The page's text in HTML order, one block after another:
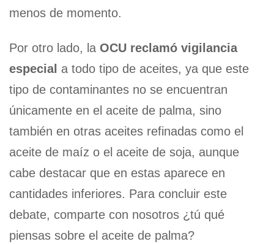
menos de momento.
Por otro lado, la OCU reclamó vigilancia
especial a todo tipo de aceites, ya que este
tipo de contaminantes no se encuentran
únicamente en el aceite de palma, sino
también en otras aceites refinadas como el
aceite de maíz o el aceite de soja, aunque
cabe destacar que en estas aparece en
cantidades inferiores. Para concluir este
debate, comparte con nosotros ¿tú qué
piensas sobre el aceite de palma?